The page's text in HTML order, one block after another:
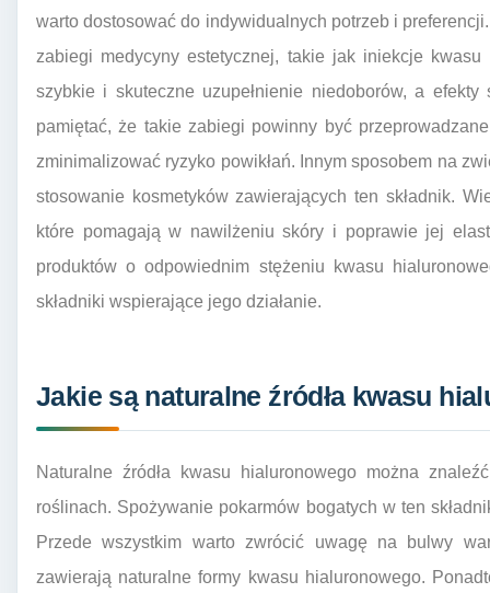
warto dostosować do indywidualnych potrzeb i
zabiegi medycyny estetycznej, takie jak iniekcje
szybkie i skuteczne uzupełnienie niedoborów, a
pamiętać, że takie zabiegi powinny być
zminimalizować ryzyko powikłań. Innym sposobem na
stosowanie kosmetyków zawierających ten składnik.
które pomagają w nawilżeniu skóry i poprawie jej
produktów o odpowiednim stężeniu kwasu
składniki wspierające jego działanie.
Jakie są naturalne źródła kwasu
Naturalne źródła kwasu hialuronowego można
roślinach. Spożywanie pokarmów bogatych w ten
Przede wszystkim warto zwrócić uwagę na bulwy
zawierają naturalne formy kwasu hialuronowego.